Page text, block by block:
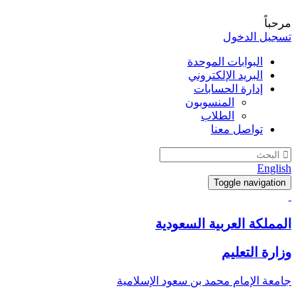
مرحباً
تسجيل الدخول
البوابات الموحدة
البريد الإلكتروني
إدارة الحسابات
المنسوبون
الطلاب
تواصل معنا
English
Toggle navigation
المملكة العربية السعودية
وزارة التعليم
جامعة الإمام محمد بن سعود الإسلامية